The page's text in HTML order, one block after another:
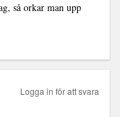
så orkar man upp
Logga in för att svara